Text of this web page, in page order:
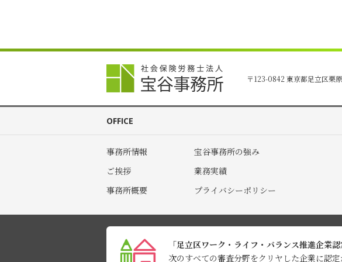
〒123-0842 東京都足立区栗
OFFICE
事務所情報
ご挨拶
事務所概要
宝谷事務所の強み
業務実績
プライバシーポリシー
「足立区ワーク・ライフ・バランス推進企
次のすべての審査分野をクリヤした企業に認